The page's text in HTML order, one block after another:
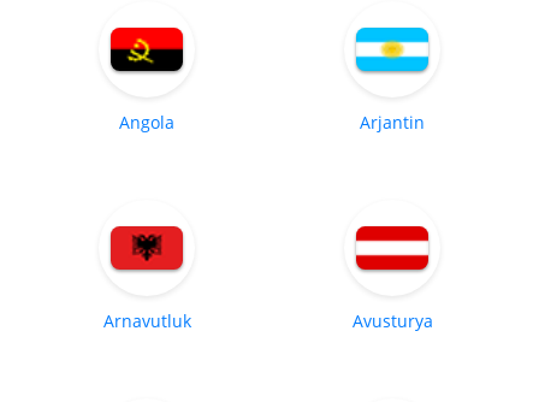
Angola Arjantin
Arnavutluk Avusturya